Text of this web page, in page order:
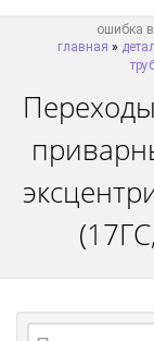
ошибка
главная »